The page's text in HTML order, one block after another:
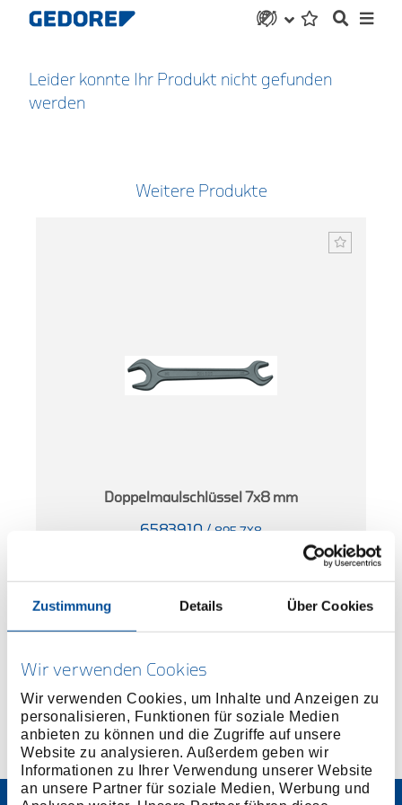
Zustimmung Details Über Cookies
Wir verwenden Cookies
Wir verwenden Cookies, um Inhalte und Anzeigen zu
personalisieren, Funktionen für soziale Medien
anbieten zu können und die Zugriffe auf unsere
Website zu analysieren. Außerdem geben wir
Informationen zu Ihrer Verwendung unserer Website
an unsere Partner für soziale Medien, Werbung und
Leider konnte Ihr Produkt nicht gefunden
werden
Weitere Produkte
Doppelmaulschlüssel 7x8 mm
6583910/ 895 7X8